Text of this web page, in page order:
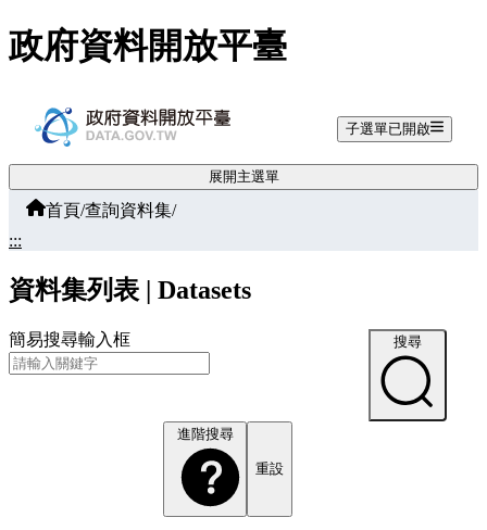
跳至主要內容
政府資料開放平臺
子選單已開啟
展開主選單
首頁/查詢資料集/
:::
資料集列表 | Datasets
簡易搜尋輸入框 搜尋
進階搜尋
重設